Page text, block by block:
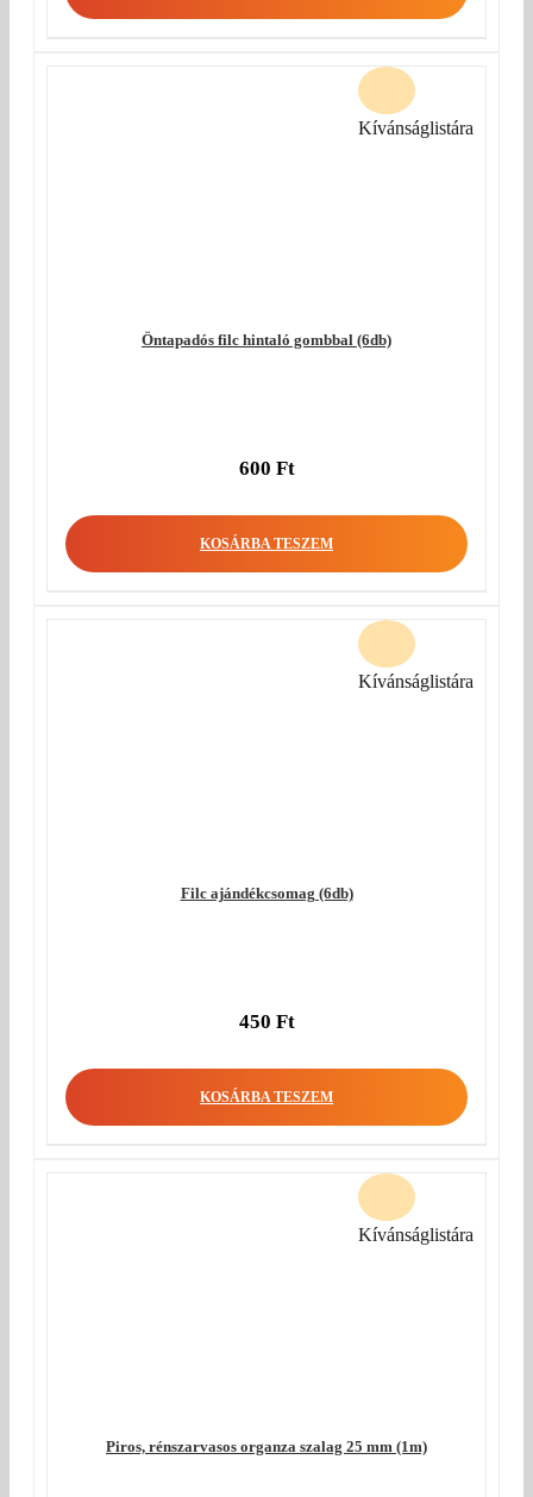
Öntapadós filc hintaló gombbal (6db)
600 Ft
KOSÁRBA TESZEM
Kívánságlistára
Filc ajándékcsomag (6db)
450 Ft
KOSÁRBA TESZEM
Kívánságlistára
Piros, rénszarvasos organza szalag 25 mm (1m)
Kívánságlistára